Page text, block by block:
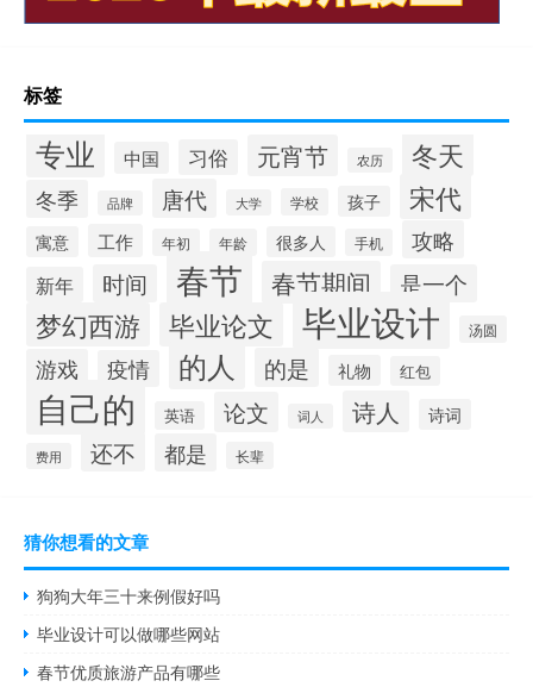
标签
专业 中国 习俗 元宵节 农历 冬天
冬季 品牌 唐代 大学 学校 孩子 宋代
寓意 工作 年初 年龄 很多人 手机 攻略
新年 时间 春节 春节期间 是一个
梦幻西游 毕业论文 毕业设计 汤圆
游戏 疫情 的人 的是 礼物 红包
自己的 英语 论文 词人 诗人 诗词
费用 还不 都是 长辈
猜你想看的文章
狗狗大年三十来例假好吗
毕业设计可以做哪些网站
春节优质旅游产品有哪些